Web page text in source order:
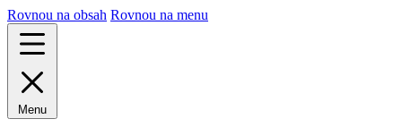
Rovnou na obsah Rovnou na menu
Menu